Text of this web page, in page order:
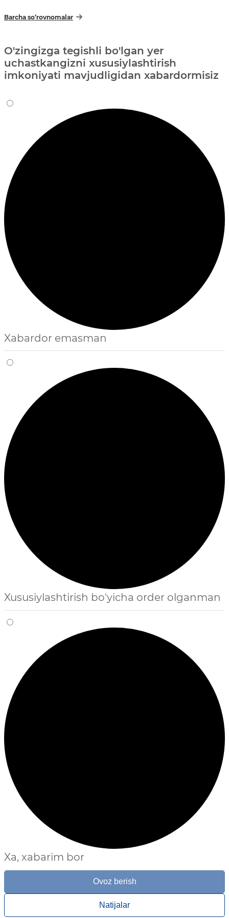
Barcha so‘rovnomalar
O'zingizga tegishli bo'lgan yer
uchastkangizni xususiylashtirish
imkoniyati mavjudligidan xabardormisiz
Xabardor emasman
Xususiylashtirish bo'yicha order olganman
Xa, xabarim bor
Ovoz berish
Natijalar